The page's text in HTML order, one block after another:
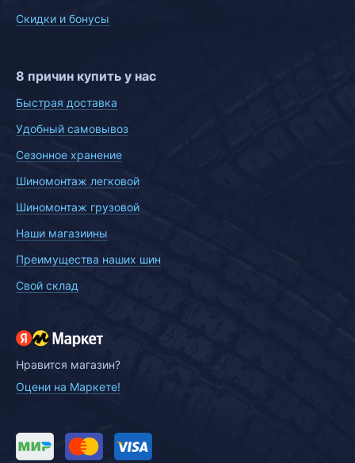
Скидки и бонусы
8 причин купить у нас
Быстрая доставка
Удобный самовывоз
Сезонное хранение
Шиномонтаж легковой
Шиномонтаж грузовой
Наши магазиины
Преимущества наших шин
Свой склад
Нравится магазин?
Оцени на Маркете!